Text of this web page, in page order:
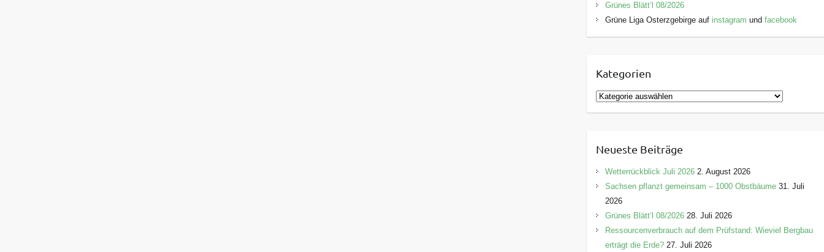
Grünes Blätt’l 08/2026
Grüne Liga Osterzgebirge auf instagram und facebook
Kategorien
K
a
g
o
r
e
n
Neueste Beiträge
Wetterrückblick Juli 2026 2. August 2026
Sachsen pflanzt gemeinsam – 1000 Obstbäume 31. Juli
2026
Grünes Blätt’l 08/2026 28. Juli 2026
Ressourcenverbrauch auf dem Prüfstand: Wieviel Bergbau
erträgt die Erde? 27. Juli 2026